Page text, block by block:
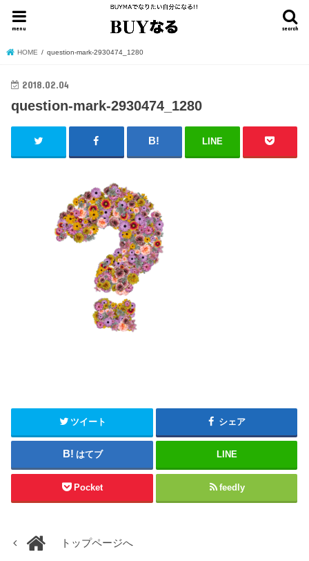
search
menu
HOME question-mark-2930474_1280
2018.02.04
question-mark-2930474_1280
LINE
ツイート シェア
はてブ LINE
Pocket feedly
トップページへ